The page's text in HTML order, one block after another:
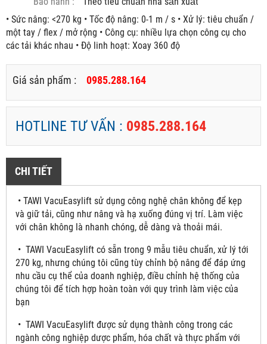
• Sức nâng: <270 kg • Tốc độ nâng: 0-1 m / s • Xử lý: tiêu chuẩn /
một tay / flex / mở rộng • Công cụ: nhiều lựa chọn công cụ cho
các tải khác nhau • Độ linh hoạt: Xoay 360 độ
Giá sản phẩm : 0985.288.164
HOTLINE TƯ VẤN : 0985.288.164
CHI TIẾT
• TAWI VacuEasylift sử dụng công nghệ chân không để kẹp
và giữ tải, cũng như nâng và hạ xuống đúng vị trí. Làm việc
với chân không là nhanh chóng, dễ dàng và thoải mái.
• TAWI VacuEasylift có sẵn trong 9 mẫu tiêu chuẩn, xử lý tới
270 kg, nhưng chúng tôi cũng tùy chỉnh bộ nâng để đáp ứng
nhu cầu cụ thể của doanh nghiệp, điều chỉnh hệ thống của
chúng tôi để tích hợp hoàn toàn với quy trình làm việc của
bạn
• TAWI VacuEasylift được sử dụng thành công trong các
ngành công nghiệp dược phẩm, hóa chất và thực phẩm với